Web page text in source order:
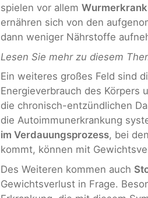
spielen vor allem
ernähren sich von den
dann weniger Nährstoffe
Lesen Sie mehr zu diesem
Ein weiteres großes Feld sind
Energieverbrauch des Körpers
die chronisch-entzündlichen
die Autoimmunerkrankung
im Verdauungsprozess, bei
kommt, können mit
Des Weiteren kommen auch
Gewichtsverlust in Frage.